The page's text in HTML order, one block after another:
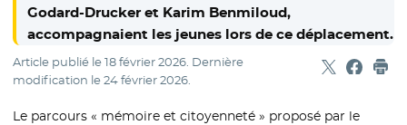
Godard-Drucker et Karim Benmiloud,
accompagnaient les jeunes lors de ce déplacement.
Article publié le18 février 2026. Dernière
modification le24 février 2026. Partager
- Nouvelle
-
Le parcours « mémoire et citoyenneté » proposé par le